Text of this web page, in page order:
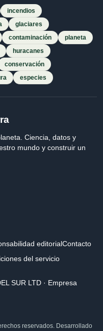
incendios
glaciares
contaminación
planeta
huracanes
conservación
especies
Ciencia, datos y
mundo y construir un
editorialContacto
del servicio
SUR LTD · Empresa
reservados. Desarrollado